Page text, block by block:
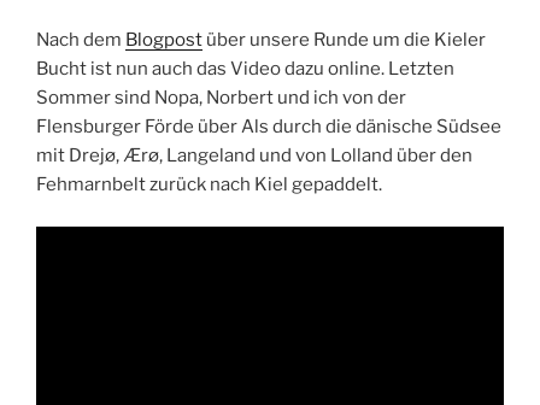
Nach dem Blogpost über unsere Runde um die Kieler
Bucht ist nun auch das Video dazu online. Letzten
Sommer sind Nopa, Norbert und ich von der
Flensburger Förde über Als durch die dänische Südsee
mit Drejø, Ærø, Langeland und von Lolland über den
Fehmarnbelt zurück nach Kiel gepaddelt.